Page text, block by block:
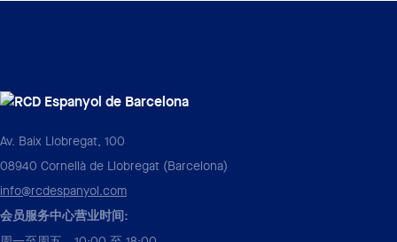
Av. Baix Llobregat, 100
08940 Cornellà de Llobregat (Barcelona)
info@rcdespanyol.com
会员服务中心营业时间: